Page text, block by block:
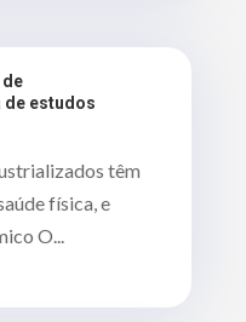
estudos
têm
física, e
O...